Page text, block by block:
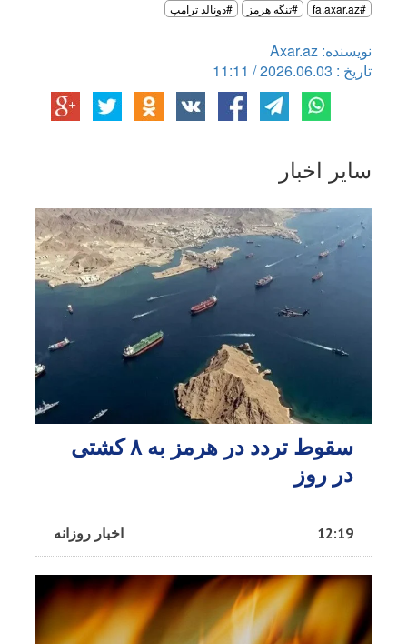
#fa.axar.az #تنگه هرمز #دونالد ترامپ
نویسنده: Axar.az
تاریخ : 2026.06.03 / 11:11
سایر اخبار
سقوط تردد در هرمز به ۸ کشتی
در روز
اخبار روزانه 12:19